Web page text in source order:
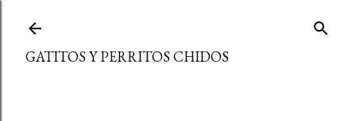
GATITOS Y PERRITOS CHIDOS